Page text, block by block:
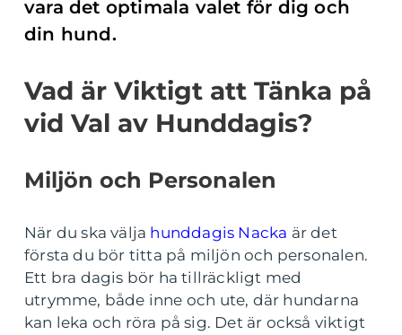
vara det optimala valet för dig och
din hund.
Vad är Viktigt att Tänka på
vid Val av Hunddagis?
Miljön och Personalen
När du ska välja hunddagis Nacka är det
första du bör titta på miljön och personalen.
Ett bra dagis bör ha tillräckligt med
utrymme, både inne och ute, där hundarna
kan leka och röra på sig. Det är också viktigt